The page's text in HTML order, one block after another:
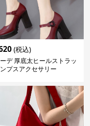
(税込)
デ 厚底太ヒールストラッ
プスアクセサリー